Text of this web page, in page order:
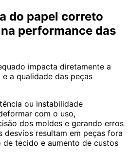
do papel correto
performance das
impacta diretamente a
a qualidade das peças
ou instabilidade
com o uso,
dos moldes e gerando erros
desvios resultam em peças fora
tecido e aumento de custos